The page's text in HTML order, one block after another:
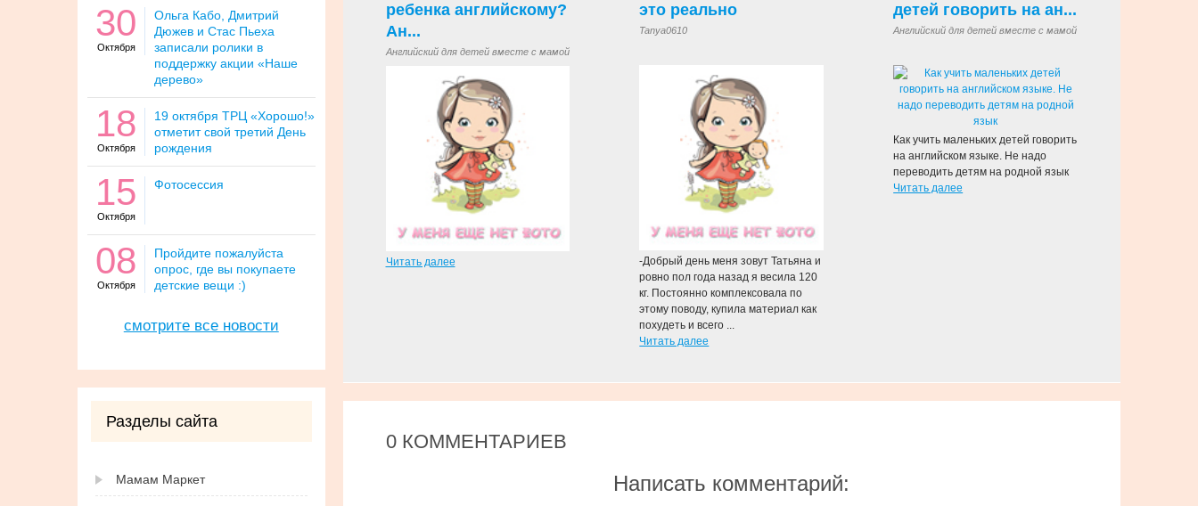
30
Октября
Ольга Кабо, Дмитрий
Дюжев и Стас Пьеха
записали ролики в
поддержку акции «Наше
дерево»
18
Октября
19 октября ТРЦ «Хорошо!»
отметит свой третий День
рождения
15
Октября
Фотосессия
08
Октября
Пройдите пожалуйста
опрос, где вы покупаете
детские вещи :)
смотрите все новости
Разделы сайта
Мамам Маркет
ребенка английскому?
Ан...
Английский для детей вместе с мамой
Читать далее
это реально
Tanya0610
-Добрый день меня зовут Татьяна и
ровно пол года назад я весила 120
кг. Постоянно комплексовала по
этому поводу, купила материал как
похудеть и всего ...
Читать далее
детей говорить на ан...
Английский для детей вместе с мамой
Как учить маленьких детей говорить
на английском языке. Не надо
переводить детям на родной язык
Читать далее
0 КОММЕНТАРИЕВ
Написать комментарий: